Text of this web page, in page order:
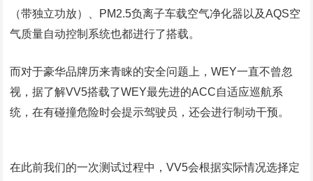
（带独立功放）、PM2.5负离子车载空气净化器以及AQS空
气质量自动控制系统也都进行了搭载。
而对于豪华品牌历来青睐的安全问题上，WEY一直不曾忽
视，据了解VV5搭载了WEY最先进的ACC自适应巡航系
统，在有碰撞危险时会提示驾驶员，还会进行制动干预。
在此前我们的一次测试过程中，VV5会根据实际情况选择定